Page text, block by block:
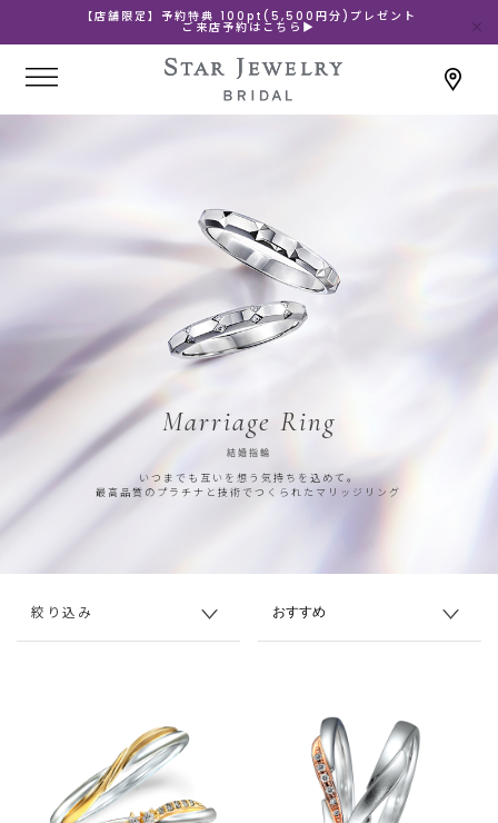
【店舗限定】予約特典 100pt(5,500円分)プレゼント
ご来店予約はこちら▶
Marriage Ring
結婚指輪
いつまでも互いを想う気持ちを込めて。
最高品質のプラチナと技術でつくられたマリッジリング
絞り込み